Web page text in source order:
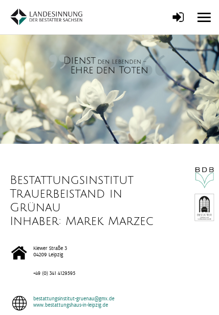
Bestattungsinstitut
Trauerbeistand in
Grünau
Inhaber: Marek Marzec
Kiewer Straße 3
04209 Leipzig
+49 (0) 341 4129595
bestattungsinstitut-gruenau@gmx.de
www.bestattungshaus-in-leipzig.de